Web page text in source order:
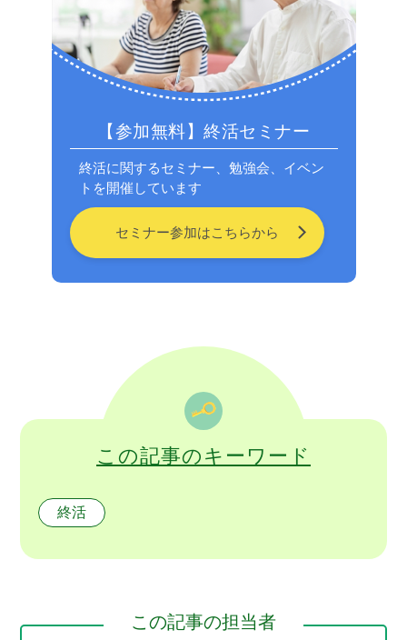
【参加無料】終活セミナー
終活に関するセミナー、勉強会、イベン
トを開催しています
セミナー参加はこちらから
この記事のキーワード
終活
この記事の担当者